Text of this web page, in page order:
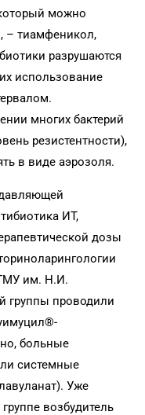
можно
– тиамфеникол,
разрушаются
использование
многих бактерий
резистентности),
в виде аэрозоля.
ИТ,
дозы
им. Н.И.
группы проводили
больные
системные
Уже
возбудитель